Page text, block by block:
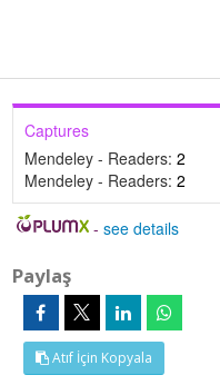
Captures
Mendeley - Readers: 2
Mendeley - Readers: 2
-see details
Paylaş
Atıf İçin Kopyala